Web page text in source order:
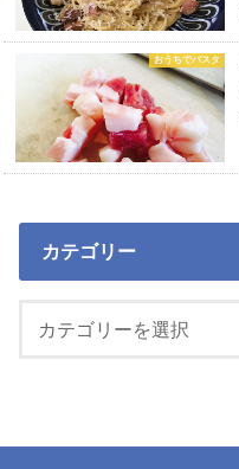
おうちでパスタ
カテゴリー